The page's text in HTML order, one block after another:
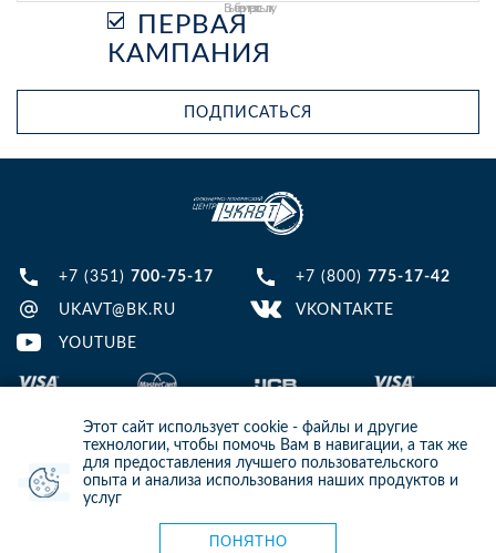
Этот сайт использует cookie - файлы и другие
технологии, чтобы помочь Вам в навигации, а так же
для предоставления лучшего пользовательского
опыта и анализа использования наших продуктов и
услуг
ПОНЯТНО
Выберите рассылку
ПЕРВАЯ
КАМПАНИЯ
ПОДПИСАТЬСЯ
+7 (351) 700-75-17 +7 (800) 775-17-42
UKAVT@BK.RU VKONTAKTE
YOUTUBE
© 2013-2024 ООО ИТЦ УКАВТ. ИНН: 7448122124, ОГРН: 1097448007216
ИНФОРМАЦИЯ НА САЙТЕ НЕ ЯВЛЯЕТСЯ ПУБЛИЧНОЙ ОФЕРТОЙ. ДЛЯ